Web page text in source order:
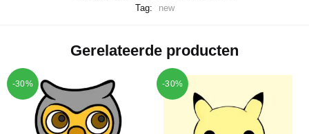
Tag:
new
Gerelateerde producten
-30% -30%